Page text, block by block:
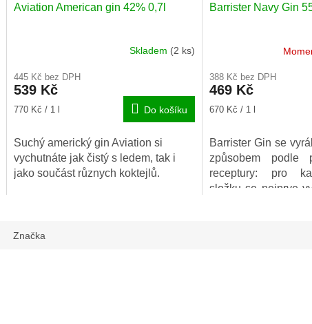
Aviation American gin 42% 0,7l
produktu
je
4,0
hvězdiček.
Skladem (2 ks)
445 Kč bez DPH
539 Kč
Měrná
770 Kč / 1 l Do košíku
Suchý americký gin Aviation si
vychutnáte jak čistý s ledem, tak i
jako součást různych koktejlů.
Barrister Navy Gin
produktu
je
5,0
hvězdiček.
388 Kč bez DPH
469 Kč
Měrná
670 Kč / 1 l
Barrister Gin se
způsobem podle
receptury: pro
složku se nejprve
Značka